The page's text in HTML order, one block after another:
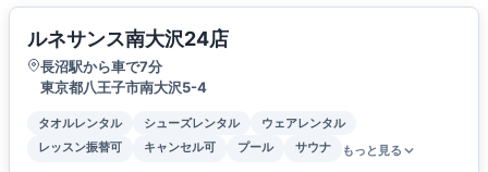
ルネサンス南大沢24店
長沼駅から車で7分
東京都八王子市南大沢5-4
タオルレンタル シューズレンタル
ウェアレンタル
レッスン振替可
キャンセル可 プール サウナ もっと見る